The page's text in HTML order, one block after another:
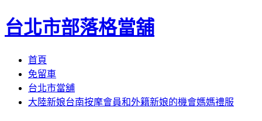
台北市部落格當舖
首頁
免留車
台北市當舖
大陸新娘台南按摩會員和外籍新娘的機會媽媽禮服